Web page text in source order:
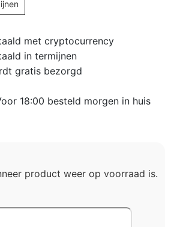
met cryptocurrency
in termijnen
gratis bezorgd
18:00 besteld morgen in huis
product weer op voorraad is.